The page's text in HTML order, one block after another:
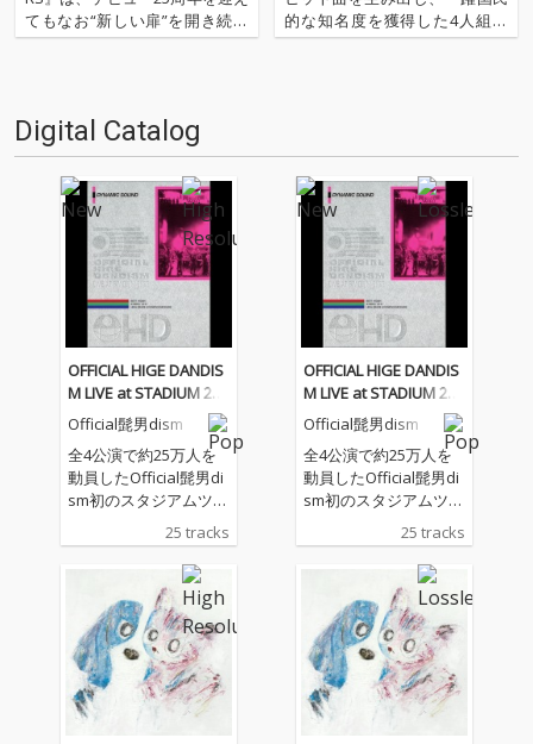
談
てもなお“新しい扉”を開き続け
る挑戦的な姿勢が色濃く表れた
Yaffleがサウンド・プロデュー
サーとして参加。…
的な知名度を獲得した4人組ピ
アノ・ロック・バンド、Official
Digital Catalog
OFFICIAL HIGE DANDIS
M LIVE at STADIUM 202
5
Official髭男dism
全4公演で約25万人を
動員したOfficial髭男di
sm初のスタジアムツア
ー〈OFFICIAL HIGE DA
NDISM LIVE at STADIU
M 2025〉のツアーファ
イナル公演となる、20
25年6月1日に日産スタ
ジアムでのライブを完
全収録。本公演を劇場
版として編集された映
画は日本国内外で公開
され、10万人を動員。
25 tracks
OFFICIAL HIGE DANDIS
M LIVE at STADIUM 202
5
Official髭男dism
全4公演で約25万人を
動員したOfficial髭男di
sm初のスタジアムツア
ー〈OFFICIAL HIGE DA
NDISM LIVE at STADIU
M 2025〉のツアーファ
イナル公演となる、20
25年6月1日に日産スタ
ジアムでのライブを完
全収録。本公演を劇場
版として編集された映
画は日本国内外で公開
され、10万人を動員。
25 tracks